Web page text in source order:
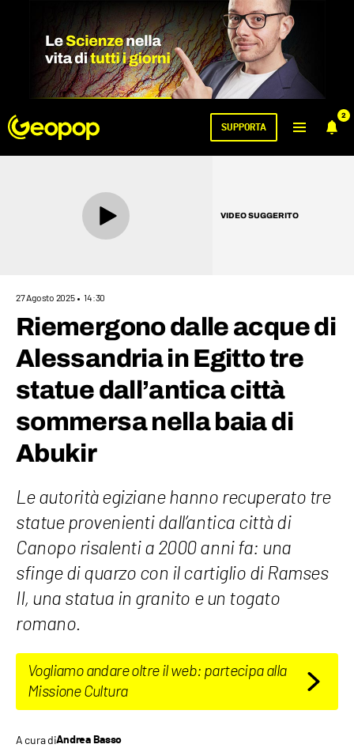
2
SUPPORTA
VIDEO SUGGERITO
27 Agosto 2025 14:30
Riemergono dalle acque di
Alessandria in Egitto tre
statue dall’antica città
sommersa nella baia di
Abukir
Le autorità egiziane hanno recuperato tre
statue provenienti dall’antica città di
Canopo risalenti a 2000 anni fa: una
sfinge di quarzo con il cartiglio di Ramses
II, una statua in granito e un togato
romano.
Vogliamo andare oltre il web: partecipa alla
Missione Cultura
A cura diAndrea Basso